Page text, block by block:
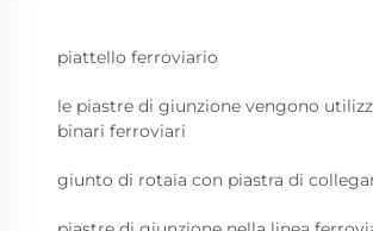
piattello ferroviario
le piastre di giunzione vengono
binari ferroviari
giunto di rotaia con piastra di